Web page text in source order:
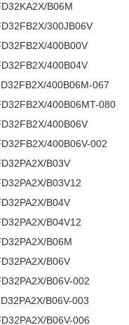
B06M
300JB06V
400B00V
400B04V
400B06M-067
400B06MT-080
400B06V
400B06V-002
B03V
B03V12
B04V
B04V12
B06M
B06V
B06V-002
B06V-003
B06V-006